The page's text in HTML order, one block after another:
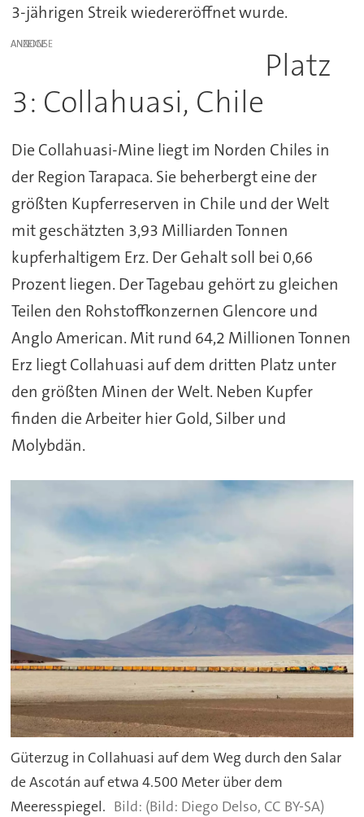
3-jährigen Streik wiedereröffnet wurde.
ANZEIGE
Platz
3: Collahuasi, Chile
Die Collahuasi-Mine liegt im Norden Chiles in
der Region Tarapaca. Sie beherbergt eine der
größten Kupferreserven in Chile und der Welt
mit geschätzten 3,93 Milliarden Tonnen
kupferhaltigem Erz. Der Gehalt soll bei 0,66
Prozent liegen. Der Tagebau gehört zu gleichen
Teilen den Rohstoffkonzernen Glencore und
Anglo American. Mit rund 64,2 Millionen Tonnen
Erz liegt Collahuasi auf dem dritten Platz unter
den größten Minen der Welt. Neben Kupfer
finden die Arbeiter hier Gold, Silber und
Molybdän.
Güterzug in Collahuasi auf dem Weg durch den Salar
de Ascotán auf etwa 4.500 Meter über dem
Meeresspiegel.
(Bild: Diego Delso, CC BY-SA)